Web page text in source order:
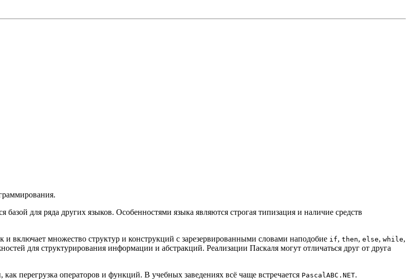
базой для ряда других языков. Особенностями языка являются строгая типизация и наличие средств
включает множество структур и конструкций с зарезервированными словами наподобие if, then, else, while,
для структурирования информации и абстракций. Реализации Паскаля могут отличаться друг от друга
перегрузка операторов и функций. В учебных заведениях всё чаще встречается PascalABC.NET.